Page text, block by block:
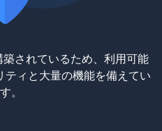
されているため、利用可能
ィと大量の機能を備えてい
。